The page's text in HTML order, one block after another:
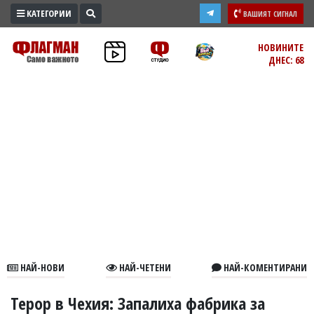
ПРОМО
ЗОНА
В
КАТЕГОРИИ ВАШИЯТ СИГНАЛ
НОВИНИТЕ
ДНЕС: 68
НАЙ-НОВИ НАЙ-ЧЕТЕНИ НАЙ-КОМЕНТИРАНИ
Терор в Чехия: Запалиха фабрика за